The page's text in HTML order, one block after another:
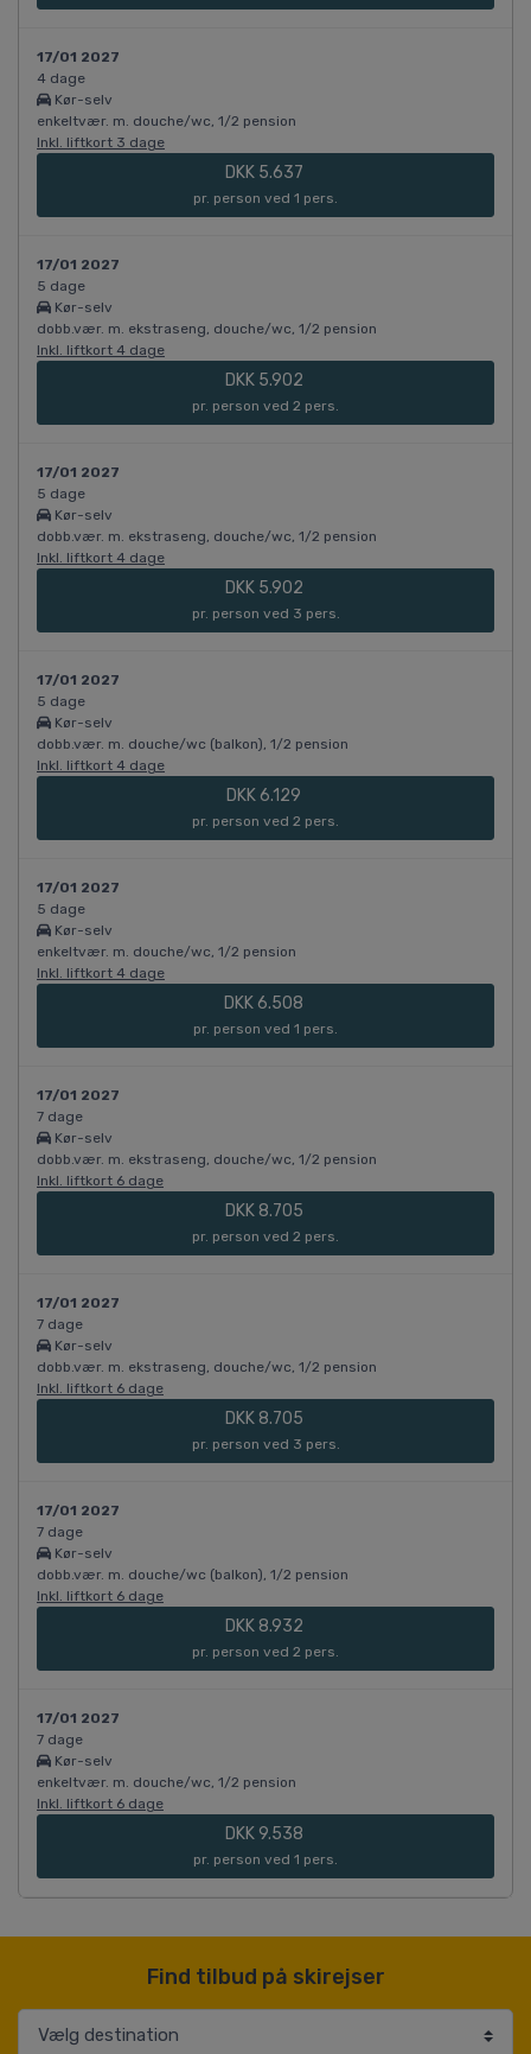
17/01 2027
4 dage
Kør-selv
enkeltvær. m. douche/wc, 1/2 pension
Inkl. liftkort 3 dage
DKK 5.637
pr. person ved 1 pers.
17/01 2027
5 dage
Kør-selv
dobb.vær. m. ekstraseng, douche/wc, 1/2 pension
Inkl. liftkort 4 dage
DKK 5.902
pr. person ved 2 pers.
17/01 2027
5 dage
Kør-selv
dobb.vær. m. ekstraseng, douche/wc, 1/2 pension
Inkl. liftkort 4 dage
DKK 5.902
pr. person ved 3 pers.
17/01 2027
5 dage
Kør-selv
dobb.vær. m. douche/wc (balkon), 1/2 pension
Inkl. liftkort 4 dage
DKK 6.129
pr. person ved 2 pers.
17/01 2027
5 dage
Kør-selv
enkeltvær. m. douche/wc, 1/2 pension
Inkl. liftkort 4 dage
DKK 6.508
pr. person ved 1 pers.
17/01 2027
7 dage
Kør-selv
dobb.vær. m. ekstraseng, douche/wc, 1/2 pension
Inkl. liftkort 6 dage
DKK 8.705
pr. person ved 2 pers.
17/01 2027
7 dage
Kør-selv
dobb.vær. m. ekstraseng, douche/wc, 1/2 pension
Inkl. liftkort 6 dage
DKK 8.705
pr. person ved 3 pers.
17/01 2027
7 dage
Kør-selv
dobb.vær. m. douche/wc (balkon), 1/2 pension
Inkl. liftkort 6 dage
DKK 8.932
pr. person ved 2 pers.
17/01 2027
7 dage
Kør-selv
enkeltvær. m. douche/wc, 1/2 pension
Inkl. liftkort 6 dage
DKK 9.538
pr. person ved 1 pers.
Find tilbud på skirejser